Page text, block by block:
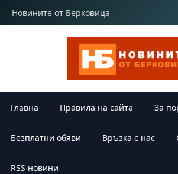
Новините от Берковица
Главна Правила на сайта За
Безплатни обяви Връзка с нас
RSS новини